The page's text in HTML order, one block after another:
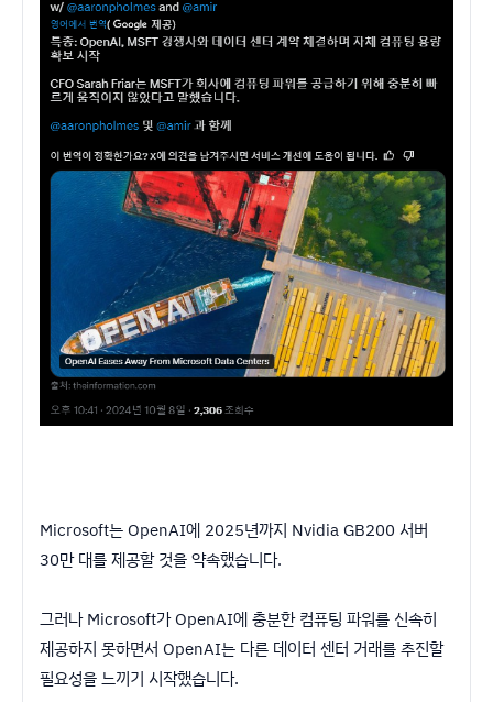
Microsoft는 OpenAI에 2025년까지 Nvidia GB200 서버
30만 대를 제공할 것을 약속했습니다.
그러나 Microsoft가 OpenAI에 충분한 컴퓨팅 파워를 신속히
제공하지 못하면서 OpenAI는 다른 데이터 센터 거래를 추진할
필요성을 느끼기 시작했습니다.